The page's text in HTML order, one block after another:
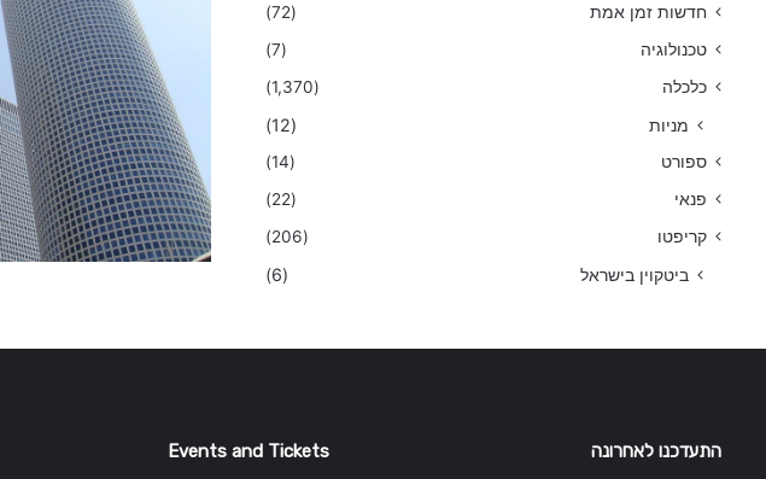
חדשות זמן אמת
(72)
טכנולוגיה
(7)
כלכלה
(1,370)
מניות (12)
ספורט
(14)
פנאי
(22)
קריפטו
(206)
ביטקוין בישראל (6)
התעדכנו לאחרונה Events and Tickets